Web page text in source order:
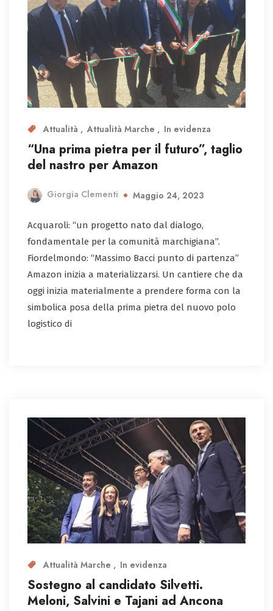
Attualità Attualità Marche In evidenza
“Una prima pietra per il futuro”, taglio
del nastro per Amazon
Giorgia Clementi Maggio 24, 2023
Acquaroli: “un progetto nato dal dialogo,
fondamentale per la comunità marchigiana”.
Fiordelmondo: “Massimo Bacci punto di partenza”
Amazon inizia a materializzarsi. Un cantiere che da
oggi inizia materialmente a prendere forma con la
simbolica posa della prima pietra del nuovo polo
logistico di
Attualità Marche In evidenza
Sostegno al candidato Silvetti.
Meloni, Salvini e Tajani ad Ancona